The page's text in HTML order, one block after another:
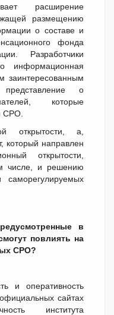
расширение
размещению
о составе и
фонда
Разработчики
информационная
заинтересованным
о
которые
СРО.
открытости, а,
который направлен
открытости,
числе, и решению
саморегулируемых
в
повлиять на
СРО?
и оперативность
сайтах
института